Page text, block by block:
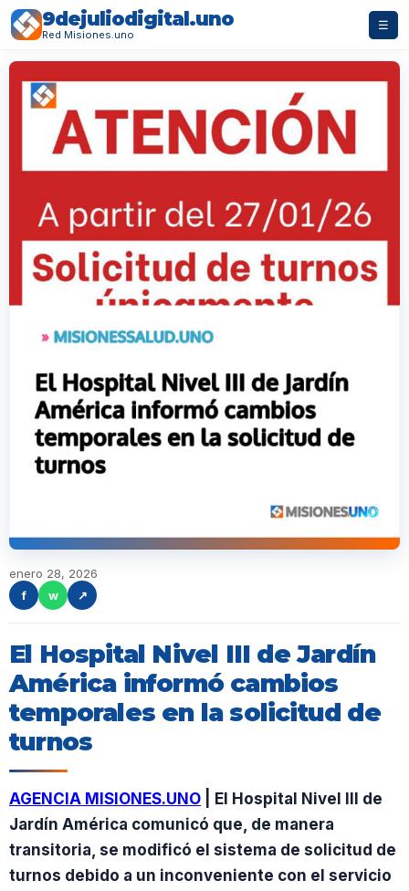
9dejuliodigital.uno
Red Misiones.uno
☰
enero 28, 2026
f
w ↗
El Hospital Nivel III de Jardín
América informó cambios
temporales en la solicitud de
turnos
AGENCIA MISIONES.UNO | El Hospital Nivel III de
Jardín América comunicó que, de manera
transitoria, se modificó el sistema de solicitud de
turnos debido a un inconveniente con el servicio